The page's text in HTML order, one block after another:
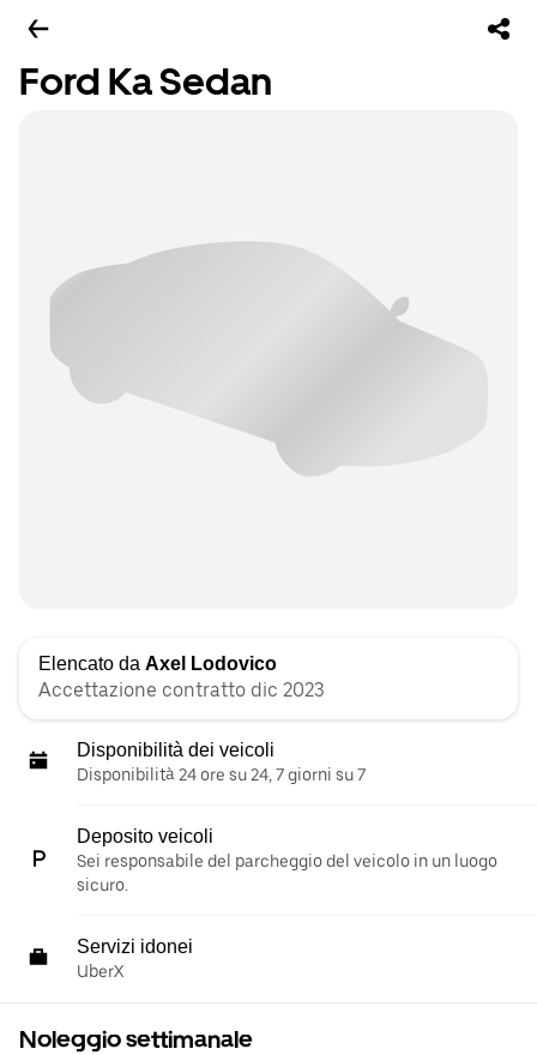
Ford Ka Sedan
Elencato da Axel Lodovico
Accettazione contratto dic 2023
Disponibilità dei veicoli
Disponibilità 24 ore su 24, 7 giorni su 7
Deposito veicoli
Sei responsabile del parcheggio del veicolo in un luogo
sicuro.
Servizi idonei
UberX
Noleggio settimanale